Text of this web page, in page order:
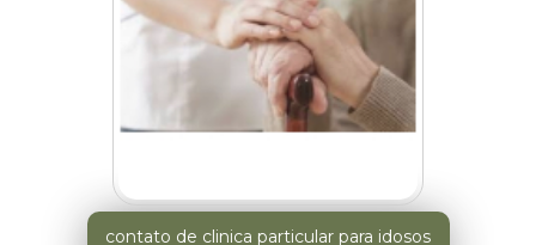
contato de clinica particular para idosos